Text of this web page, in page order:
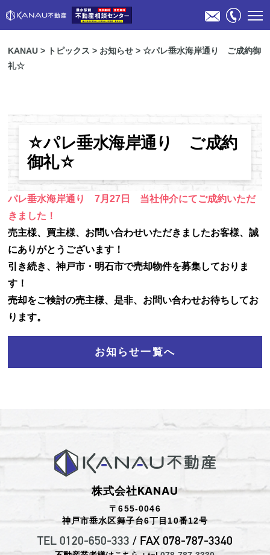
物件検索
不動産売却のご相談
スタッフ紹介
会社概要
お知らせ
KANAU > トピックス > お知らせ >☆パレ垂水海岸通り ご成約御
礼☆
☆パレ垂水海岸通り ご成約
御礼☆
パレ垂水海岸通り 7月27日 当社仲介にてご成約いただ
きました！
売主様、買主様、お問い合わせいただきましたお客様、誠
にありがとうございます！
引き続き、神戸市・明石市で売却物件を募集しておりま
す！
売却をご検討の売主様、是非、お問い合わせお待ちしてお
ります。
お知らせ一覧へ
株式会社KANAU
〒655-0046
神戸市垂水区舞子台6丁目10番12号
TEL 0120-650-333 / FAX 078-787-3340